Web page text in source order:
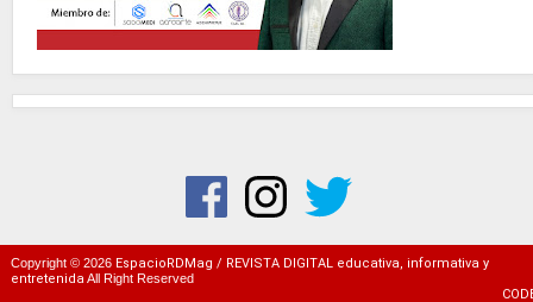
Copyright © 2026 EspacioRDMag / REVISTA DIGITAL educativa, informativa y
entretenidaAll Right Reserved